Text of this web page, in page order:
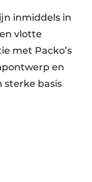
inmiddels in
vlotte
met Packo’s
en
sterke basis